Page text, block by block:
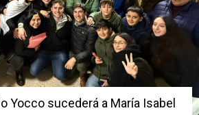
Yocco sucederá a María Isabel